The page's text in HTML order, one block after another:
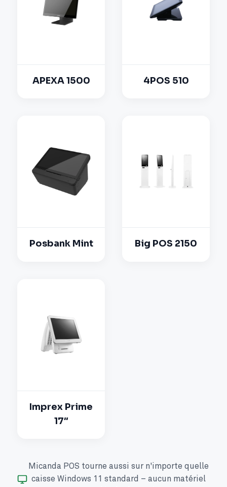
APEXA 1500 4POS 510
Posbank Mint Big POS 2150
Imprex Prime
17″
Micanda POS tourne aussi sur n'importe quelle
caisse Windows 11 standard – aucun matériel